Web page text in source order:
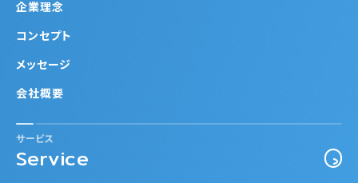
企業理念
コンセプト
メッセージ
会社概要
サービス
Service